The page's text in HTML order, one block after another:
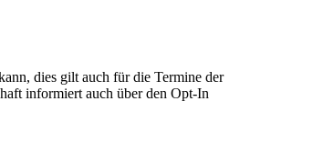
dies gilt auch für die Termine der
informiert auch über den Opt-In